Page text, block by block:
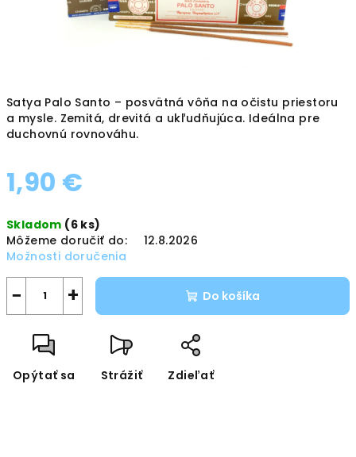
Satya Palo Santo – posvätná vôňa na očistu priestoru
a mysle. Zemitá, drevitá a ukľudňujúca. Ideálna pre
duchovnú rovnováhu.
1,90 €
cena:
Skladom (6 ks)
Môžeme doručiť do:
12.8.2026
Možnosti doručenia
+
− Do košíka
Opýtať sa Strážiť Zdieľať